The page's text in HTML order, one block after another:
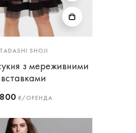
TADASHI SHOJI
з мереживними
вставками
₴/ОРЕНДА